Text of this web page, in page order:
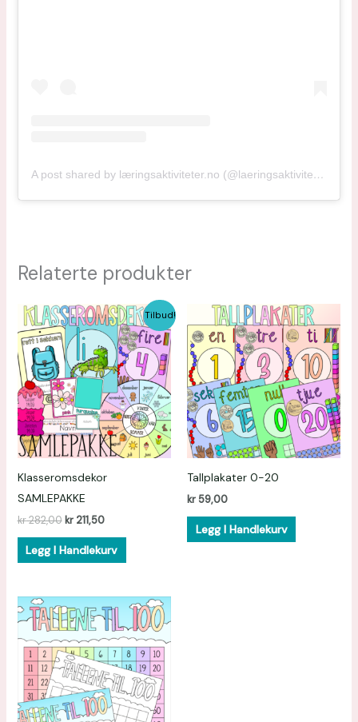
A post shared by læringsaktiviteter.no (@laeringsaktiviteter)
Relaterte produkter
Tilbud!
Klasseromsdekor
SAMLEPAKKE
kr282,00
Opprinnelig
pris
var:
kr 282,00.
kr211,50
Nåværende
pris
er:
kr 211,50.
Legg I Handlekurv
Tallplakater 0-20
kr 59,00
Legg I Handlekurv